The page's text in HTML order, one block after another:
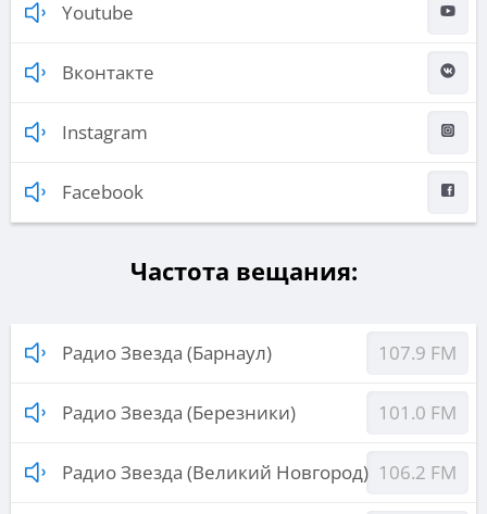
Youtube
Вконтакте
Instagram
Facebook
Частота вещания:
Радио Звезда (Барнаул) 107.9 FM
Радио Звезда (Березники) 101.0 FM
Радио Звезда (Великий Новгород) 106.2 FM